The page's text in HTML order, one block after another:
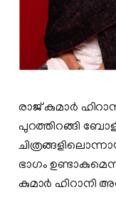
രാജ് കുമാർ
പുറത്തിറങ്ങി
ഭാഗം
കുമാർ ഹിറാനി